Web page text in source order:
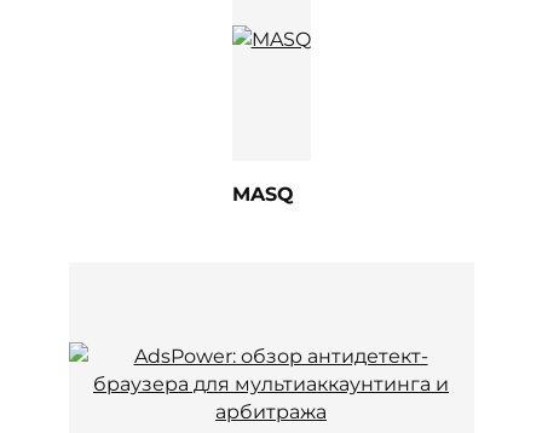
MASQ